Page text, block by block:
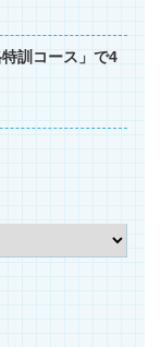
訓コース」で4